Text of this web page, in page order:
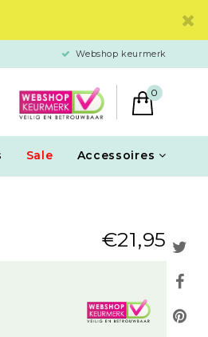
Webshop keurmerk
0
Sale Accessoires
€21,95